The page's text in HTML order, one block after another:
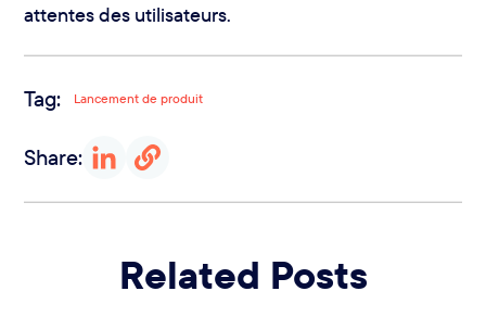
attentes des utilisateurs.
Tag: Lancement de produit
Share:
Related Posts